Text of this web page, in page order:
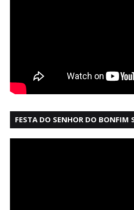
FESTA DO SENHOR DO BONFIM